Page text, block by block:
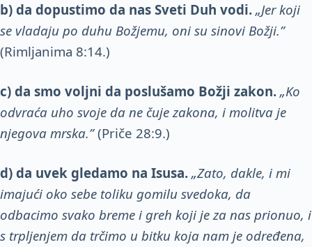
b) da dopustimo da nas Sveti Duh vodi. „Jer koji
se vladaju po duhu Božjemu, oni su sinovi Božji.”
(Rimljanima 8:14.)
c) da smo voljni da poslušamo Božji zakon. „Ko
odvraća uho svoje da ne čuje zakona, i molitva je
njegova mrska.”(Priče 28:9.)
d) da uvek gledamo na Isusa. „Zato, dakle, i mi
imajući oko sebe toliku gomilu svedoka, da
odbacimo svako breme i greh koji je za nas prionuo, i
s trpljenjem da trčimo u bitku koja nam je određena,